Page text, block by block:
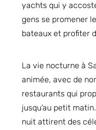
yachts qui y
gens se promener
bateaux et profiter
La vie nocturne à
animée, avec de
restaurants qui
jusqu’au petit
nuit attirent des